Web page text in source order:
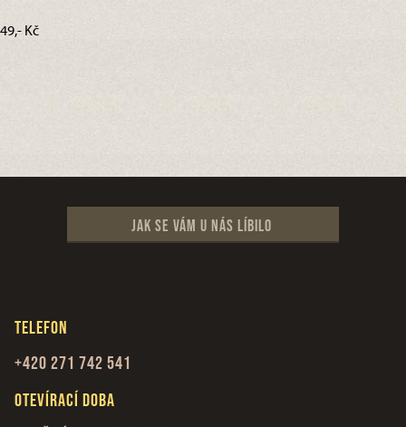
49,- Kč
Jak se vám u nás líbilo
Telefon
+420 271 742 541
Otevírací doba